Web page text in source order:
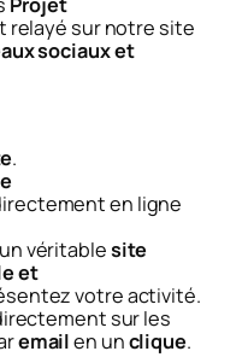
relayé sur notre site
sociaux et
.
en ligne
véritablesite
et
votre activité.
sur les
emailen unclique.